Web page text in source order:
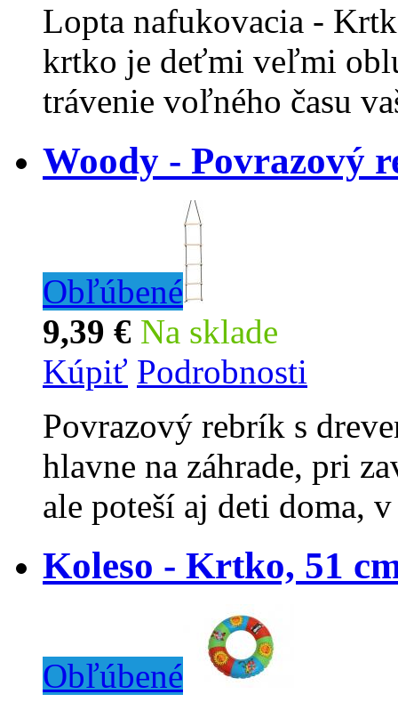
Lopta nafukovacia -
krtko je deťmi veľmi
trávenie voľného času
Woody - Povrazový
Obľúbené
9,39 € Na sklade
Kúpiť Podrobnosti
Povrazový rebrík s
hlavne na záhrade, pri
ale poteší aj deti doma,
Koleso - Krtko, 51
Obľúbené